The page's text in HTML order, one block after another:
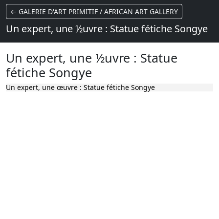
← GALERIE D'ART PRIMITIF / AFRICAN ART GALLERY
Un expert, une ½uvre : Statue fétiche Songye
Un expert, une ½uvre : Statue
fétiche Songye
Un expert, une œuvre : Statue fétiche Songye